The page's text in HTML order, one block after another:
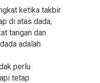
ketika takbir
di atas dada,
tangan dan
adalah
perlu
tetap